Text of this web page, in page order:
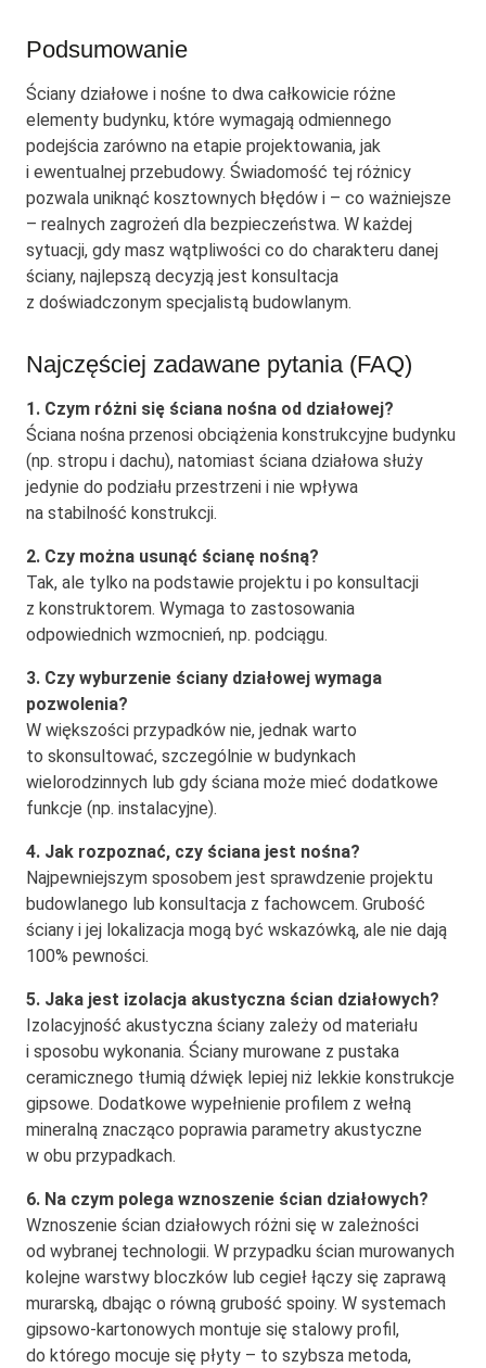
Podsumowanie
Ściany działowe i nośne to dwa całkowicie różne
elementy budynku, które wymagają odmiennego
podejścia zarówno na etapie projektowania, jak
i ewentualnej przebudowy. Świadomość tej różnicy
pozwala uniknąć kosztownych błędów i – co ważniejsze
– realnych zagrożeń dla bezpieczeństwa. W każdej
sytuacji, gdy masz wątpliwości co do charakteru danej
ściany, najlepszą decyzją jest konsultacja
z doświadczonym specjalistą budowlanym.
Najczęściej zadawane pytania (FAQ)
1. Czym różni się ściana nośna od działowej?
Ściana nośna przenosi obciążenia konstrukcyjne budynku
(np. stropu i dachu), natomiast ściana działowa służy
jedynie do podziału przestrzeni i nie wpływa
na stabilność konstrukcji.
2. Czy można usunąć ścianę nośną?
Tak, ale tylko na podstawie projektu i po konsultacji
z konstruktorem. Wymaga to zastosowania
odpowiednich wzmocnień, np. podciągu.
3. Czy wyburzenie ściany działowej wymaga
pozwolenia?
W większości przypadków nie, jednak warto
to skonsultować, szczególnie w budynkach
wielorodzinnych lub gdy ściana może mieć dodatkowe
funkcje (np. instalacyjne).
4. Jak rozpoznać, czy ściana jest nośna?
Najpewniejszym sposobem jest sprawdzenie projektu
budowlanego lub konsultacja z fachowcem. Grubość
ściany i jej lokalizacja mogą być wskazówką, ale nie dają
100% pewności.
5. Jaka jest izolacja akustyczna ścian działowych?
Izolacyjność akustyczna ściany zależy od materiału
i sposobu wykonania. Ściany murowane z pustaka
ceramicznego tłumią dźwięk lepiej niż lekkie konstrukcje
gipsowe. Dodatkowe wypełnienie profilem z wełną
mineralną znacząco poprawia parametry akustyczne
w obu przypadkach.
6. Na czym polega wznoszenie ścian działowych?
Wznoszenie ścian działowych różni się w zależności
od wybranej technologii. W przypadku ścian murowanych
kolejne warstwy bloczków lub cegieł łączy się zaprawą
murarską, dbając o równą grubość spoiny. W systemach
gipsowo-kartonowych montuje się stalowy profil,
do którego mocuje się płyty – to szybsza metoda,